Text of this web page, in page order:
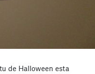
de Halloween esta